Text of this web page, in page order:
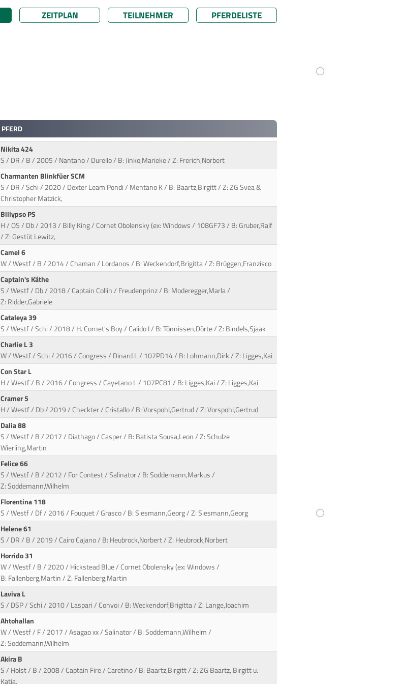
ZEITPLAN TEILNEHMER PFERDELISTE
PFERD
Nikita 424
S / DR / B / 2005 / Nantano / Durello / B: Jinko,Marieke / Z: Frerich,Norbert
Charmanten Blinkfüer SCM
S / DR / Schi / 2020 / Dexter Leam Pondi / Mentano K / B: Baartz,Birgitt / Z: ZG Svea &
Christopher Matzick,
Billypso PS
H / OS / Db / 2013 / Billy King / Cornet Obolensky (ex: Windows / 108GF73 / B: Gruber,Ralf
/ Z: Gestüt Lewitz,
Camel 6
W / Westf / B / 2014 / Chaman / Lordanos / B: Weckendorf,Brigitta / Z: Brüggen,Franzisco
Captain's Käthe
S / Westf / Db / 2018 / Captain Collin / Freudenprinz / B: Moderegger,Marla /
Z: Ridder,Gabriele
Cataleya 39
S / Westf / Schi / 2018 / H. Cornet's Boy / Calido I / B: Tönnissen,Dörte / Z: Bindels,Sjaak
Charlie L 3
W / Westf / Schi / 2016 / Congress / Dinard L / 107PD14 / B: Lohmann,Dirk / Z: Ligges,Kai
Con Star L
H / Westf / B / 2016 / Congress / Cayetano L / 107PC81 / B: Ligges,Kai / Z: Ligges,Kai
Cramer 5
H / Westf / Db / 2019 / Checkter / Cristallo / B: Vorspohl,Gertrud / Z: Vorspohl,Gertrud
Dalia 88
S / Westf / B / 2017 / Diathago / Casper / B: Batista Sousa,Leon / Z: Schulze
Wierling,Martin
Felice 66
S / Westf / B / 2012 / For Contest / Salinator / B: Soddemann,Markus /
Z: Soddemann,Wilhelm
Florentina 118
S / Westf / Df / 2016 / Fouquet / Grasco / B: Siesmann,Georg / Z: Siesmann,Georg
Helene 61
S / DR / B / 2019 / Cairo Cajano / B: Heubrock,Norbert / Z: Heubrock,Norbert
Horrido 31
W / Westf / B / 2020 / Hickstead Blue / Cornet Obolensky (ex: Windows /
B: Fallenberg,Martin / Z: Fallenberg,Martin
Laviva L
S / DSP / Schi / 2010 / Laspari / Convoi / B: Weckendorf,Brigitta / Z: Lange,Joachim
Ahtohallan
W / Westf / F / 2017 / Asagao xx / Salinator / B: Soddemann,Wilhelm /
Z: Soddemann,Wilhelm
Akira B
S / Holst / B / 2008 / Captain Fire / Caretino / B: Baartz,Birgitt / Z: ZG Baartz, Birgitt u.
Katja,